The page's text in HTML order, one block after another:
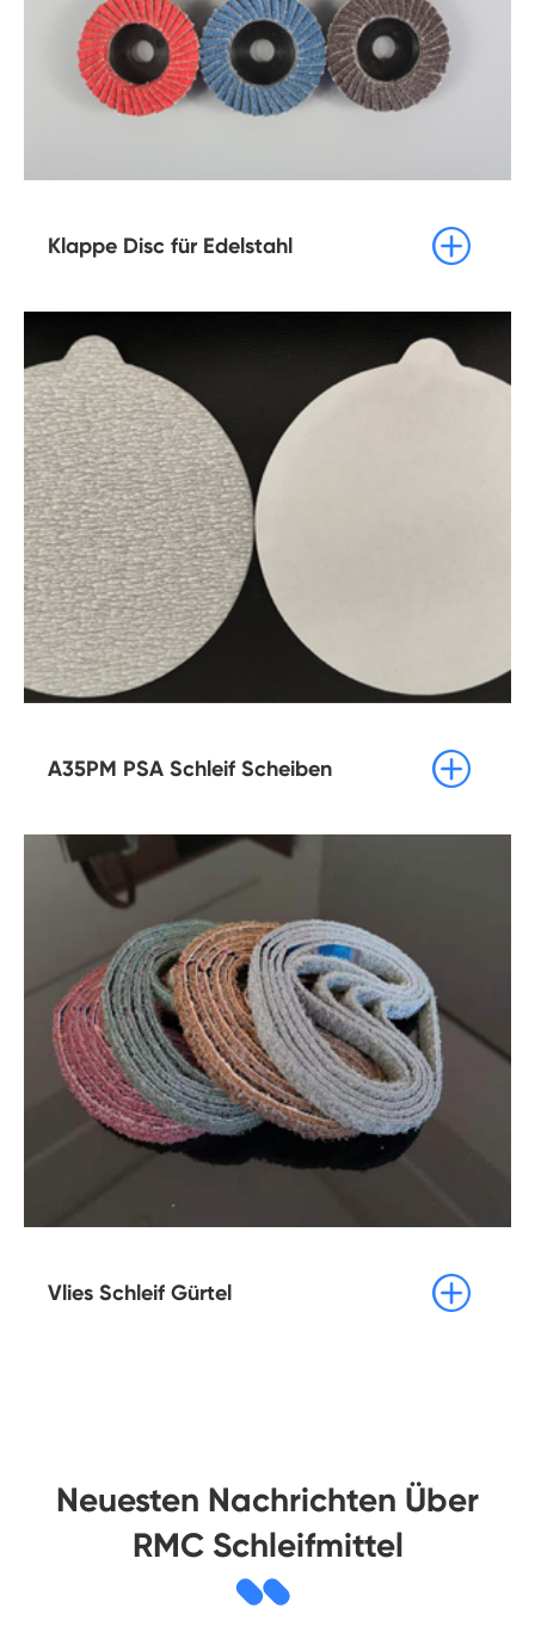
Klappe Disc für Edelstahl 
A35PM PSA Schleif Scheiben 
Vlies Schleif Gürtel 
Neuesten Nachrichten Über
RMC Schleifmittel